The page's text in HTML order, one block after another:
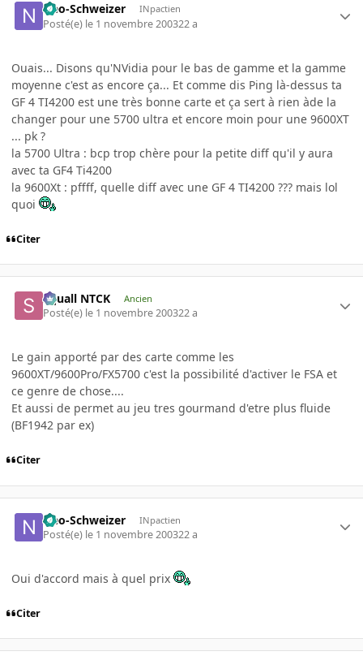
Neo-Schweizer INpactien
Posté(e) le 1 novembre 200322 a
Ouais... Disons qu'NVidia pour le bas de gamme et la gamme
moyenne c'est as encore ça... Et comme dis Ping là-dessus ta
GF 4 TI4200 est une très bonne carte et ça sert à rien àde la
changer pour une 5700 ultra et encore moin pour une 9600XT
... pk ?
la 5700 Ultra : bcp trop chère pour la petite diff qu'il y aura
avec ta GF4 Ti4200
la 9600Xt : pffff, quelle diff avec une GF 4 TI4200 ??? mais lol
quoi
Citer
Squall NTCK Ancien
Posté(e) le 1 novembre 200322 a
Le gain apporté par des carte comme les
9600XT/9600Pro/FX5700 c'est la possibilité d'activer le FSA et
ce genre de chose....
Et aussi de permet au jeu tres gourmand d'etre plus fluide
(BF1942 par ex)
Citer
Neo-Schweizer INpactien
Posté(e) le 1 novembre 200322 a
Oui d'accord mais à quel prix
Citer